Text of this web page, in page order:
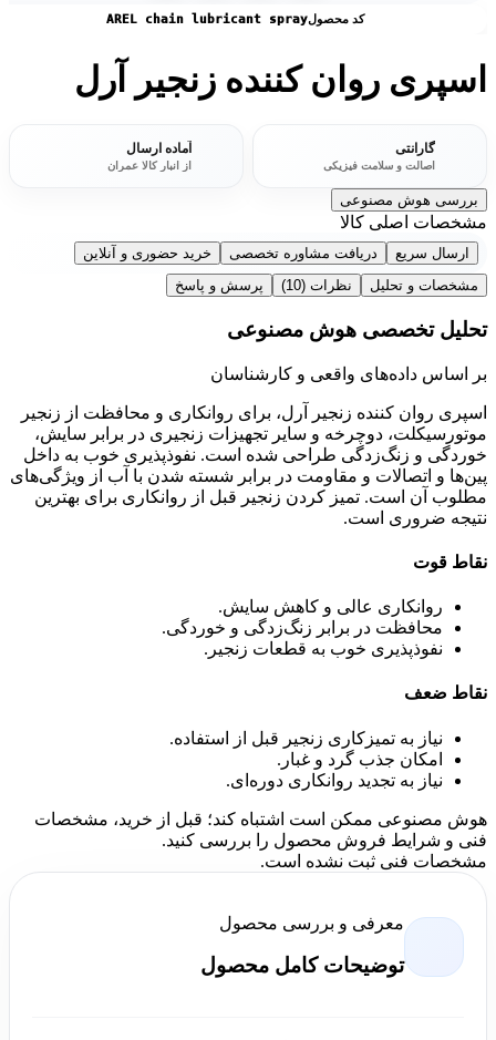
کد محصولAREL chain lubricant spray
اسپری روان کننده زنجیر آرل
گارانتی
اصالت و سلامت فیزیکی
آماده ارسال
از انبار کالا عمران
بررسی هوش مصنوعی
مشخصات اصلی کالا
ارسال سریع دریافت مشاوره تخصصی
خرید حضوری و آنلاین
مشخصات و تحلیل
نظرات (10) پرسش و پاسخ
تحلیل تخصصی هوش مصنوعی
بر اساس داده‌های واقعی و کارشناسان
اسپری روان کننده زنجیر آرل، برای روانکاری و محافظت از زنجیر
موتورسیکلت، دوچرخه و سایر تجهیزات زنجیری در برابر سایش،
خوردگی و زنگ‌زدگی طراحی شده است. نفوذپذیری خوب به داخل
پین‌ها و اتصالات و مقاومت در برابر شسته شدن با آب از ویژگی‌های
مطلوب آن است. تمیز کردن زنجیر قبل از روانکاری برای بهترین
نتیجه ضروری است.
نقاط قوت
روانکاری عالی و کاهش سایش.
محافظت در برابر زنگ‌زدگی و خوردگی.
نفوذپذیری خوب به قطعات زنجیر.
نقاط ضعف
نیاز به تمیزکاری زنجیر قبل از استفاده.
امکان جذب گرد و غبار.
نیاز به تجدید روانکاری دوره‌ای.
هوش مصنوعی ممکن است اشتباه کند؛ قبل از خرید، مشخصات
فنی و شرایط فروش محصول را بررسی کنید.
مشخصات فنی ثبت نشده است.
معرفی و بررسی محصول
توضیحات کامل محصول